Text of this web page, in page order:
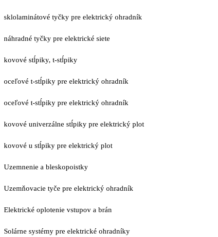
sklolaminátové tyčky pre elektrický ohradník
náhradné tyčky pre elektrické siete
kovové stĺpiky, t-stĺpiky
oceľové t-stĺpiky pre elektrický ohradník
oceľové t-stĺpiky pre elektrický ohradník
kovové univerzálne stĺpiky pre elektrický plot
kovové u stĺpiky pre elektrický plot
Uzemnenie a bleskopoistky
Uzemňovacie tyče pre elektrický ohradník
Elektrické oplotenie vstupov a brán
Solárne systémy pre elektrické ohradníky